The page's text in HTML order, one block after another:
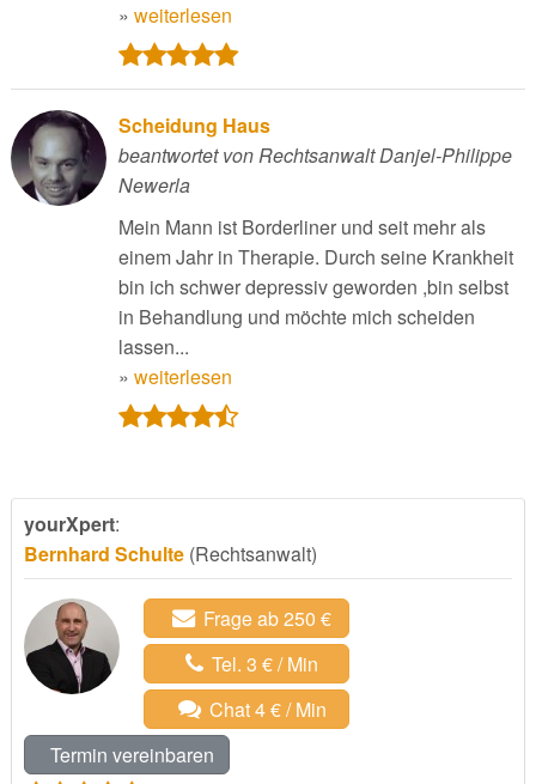
» weiterlesen
Scheidung Haus
beantwortet von Rechtsanwalt Danjel-Philippe
Newerla
Mein Mann ist Borderliner und seit mehr als
einem Jahr in Therapie. Durch seine Krankheit
bin ich schwer depressiv geworden ,bin selbst
in Behandlung und möchte mich scheiden
lassen...
» weiterlesen
yourXpert:
Bernhard Schulte(Rechtsanwalt)
Frage ab 250 €
Tel. 3 € / Min
Chat 4 € / Min
Termin vereinbaren